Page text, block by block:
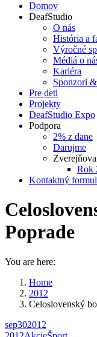
Domov
DeafStudio
O nás
História a
Výročné
Médiá o
Kariéra
Sponzori
Pre deti
Projekty
DeafStudio Expo
Podpora
2% z dane
Darujme
Rok
Kontaktný
Poprade
You are here:
Home
2012
Celoslovenský
sep302012